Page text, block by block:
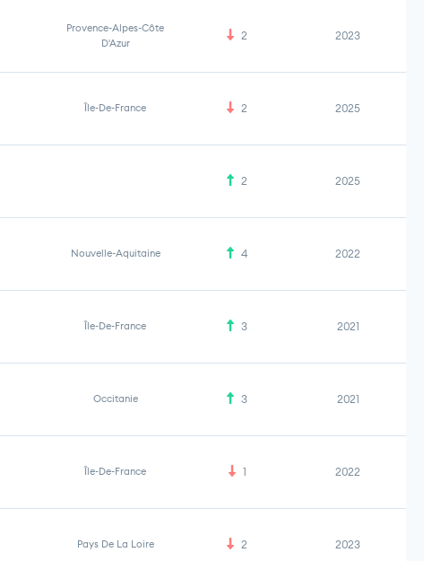
Provence-Alpes-Côte
D'Azur
2 2023
Île-De-France 2 2025
2 2025
Nouvelle-Aquitaine 4 2022
Île-De-France 3 2021
Occitanie 3 2021
Île-De-France 1 2022
Pays De La Loire 2 2023